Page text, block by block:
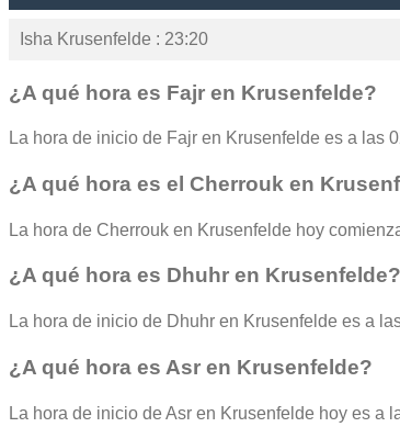
Isha Krusenfelde : 23:20
¿A qué hora es Fajr en Krusenfelde?
La hora de inicio de Fajr en Krusenfelde es a las
¿A qué hora es el Cherrouk en
La hora de Cherrouk en Krusenfelde hoy
¿A qué hora es Dhuhr en Krusenfelde?
La hora de inicio de Dhuhr en Krusenfelde es a
¿A qué hora es Asr en Krusenfelde?
La hora de inicio de Asr en Krusenfelde hoy es a